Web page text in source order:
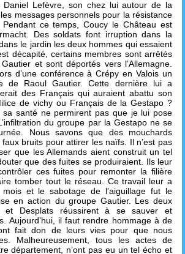
Daniel Lefèvre, son chez lui autour de la
messages personnels pour la résistance
ce temps, Coucy le Château est
Des soldats font irruption dans la
le jardin les deux hommes qui essaient
décapité, certains membres sont arrêtés
et sont déportés vers l’Allemagne.
d’une conférence à Crépy en Valois un
de Raoul Gautier. Cette dernière lui a
des Français qui auraient abattu son
de vichy ou Français de la Gestapo ?
santé ne permirent pas que je lui pose
du groupe par la Gestapo ne se
Nous savons que des mouchards
bruits pour attirer les naïfs. Il n’est pas
que les Allemands aient construit un tel
que des fuites se produiraient. Ils leur
ces fuites pour remonter la filière
tomber tout le réseau. Ce travail leur a
et le sabotage de l’aiguillage fut le
en action du groupe Gautier. Les deux
et Desplats réussirent à se sauver et
Aujourd’hui, il faut rendre hommage à de
fait don de leurs vies pour que nous
Malheureusement, tous les actes de
département, n’ont pas eu un tel écho et